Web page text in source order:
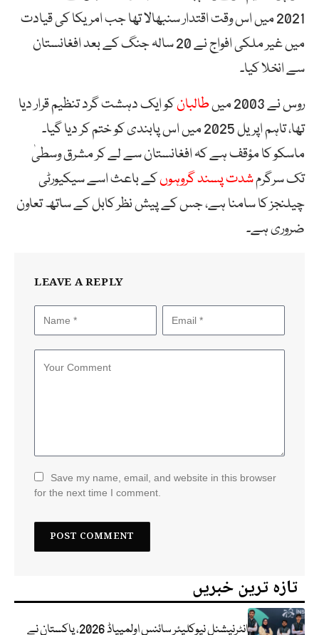
2021 میں اس وقت اقتدار سنبھالا تھا جب امریکا کی قیادت
میں غیر ملکی افواج نے 20 سالہ جنگ کے بعد افغانستان
سے انخلا کیا۔
روس نے 2003 میں
طالبانکو ایک دہشت گرد تنظیم قرار دیا
تھا، تاہم اپریل 2025 میں اس پابندی کو ختم کر دیا گیا۔
ماسکو کا مؤقف ہے کہ افغانستان سے لے کر مشرق وسطیٰ
تک سرگرمشدت پسند گروہوںکے باعث اسے سیکیورٹی
چیلنجز کا سامنا ہے، جس کے پیش نظر کابل کے ساتھ تعاون
ضروری ہے۔
LEAVE A REPLY
Save my name, email, and website in this browser
for the next time I comment.
تازہ ترین خبریں
انٹرنیشنل نیوکلیئر سائنس اولمپیاڈ 2026، پاکستان نے